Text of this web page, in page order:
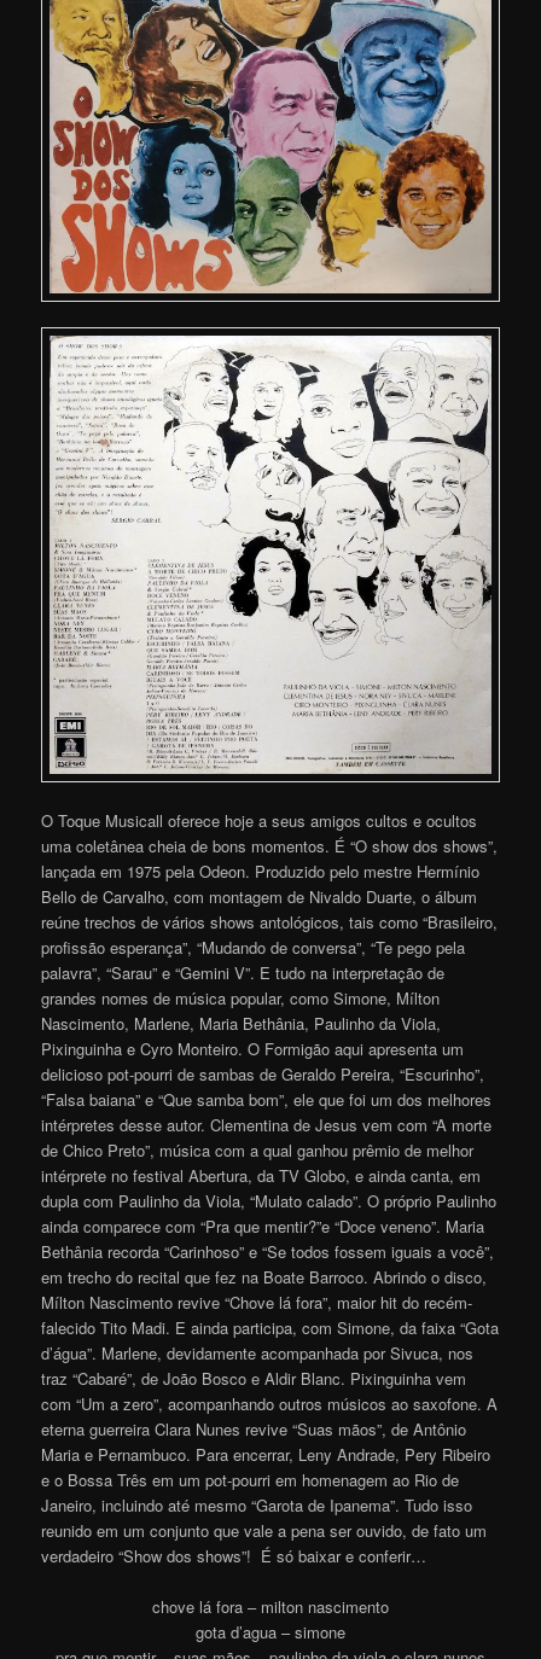
O Toque Musicall oferece hoje a seus amigos cultos e ocultos
uma coletânea cheia de bons momentos. É “O show dos shows”,
lançada em 1975 pela Odeon. Produzido pelo mestre Hermínio
Bello de Carvalho, com montagem de Nivaldo Duarte, o álbum
reúne trechos de vários shows antológicos, tais como “Brasileiro,
profissão esperança”, “Mudando de conversa”, “Te pego pela
palavra”, “Sarau” e “Gemini V”. E tudo na interpretação de
grandes nomes de música popular, como Simone, Mílton
Nascimento, Marlene, Maria Bethânia, Paulinho da Viola,
Pixinguinha e Cyro Monteiro. O Formigão aqui apresenta um
delicioso pot-pourri de sambas de Geraldo Pereira, “Escurinho”,
“Falsa baiana” e “Que samba bom”, ele que foi um dos melhores
intérpretes desse autor. Clementina de Jesus vem com “A morte
de Chico Preto”, música com a qual ganhou prêmio de melhor
intérprete no festival Abertura, da TV Globo, e ainda canta, em
dupla com Paulinho da Viola, “Mulato calado”. O próprio Paulinho
ainda comparece com “Pra que mentir?”e “Doce veneno”. Maria
Bethânia recorda “Carinhoso” e “Se todos fossem iguais a você”,
em trecho do recital que fez na Boate Barroco. Abrindo o disco,
Mílton Nascimento revive “Chove lá fora”, maior hit do recém-
falecido Tito Madi. E ainda participa, com Simone, da faixa “Gota
d’água”. Marlene, devidamente acompanhada por Sivuca, nos
traz “Cabaré”, de João Bosco e Aldir Blanc. Pixinguinha vem
com “Um a zero”, acompanhando outros músicos ao saxofone. A
eterna guerreira Clara Nunes revive “Suas mãos”, de Antônio
Maria e Pernambuco. Para encerrar, Leny Andrade, Pery Ribeiro
e o Bossa Três em um pot-pourri em homenagem ao Rio de
Janeiro, incluindo até mesmo “Garota de Ipanema”. Tudo isso
reunido em um conjunto que vale a pena ser ouvido, de fato um
verdadeiro “Show dos shows”! É só baixar e conferir…
chove lá fora – milton nascimento
gota d’agua – simone